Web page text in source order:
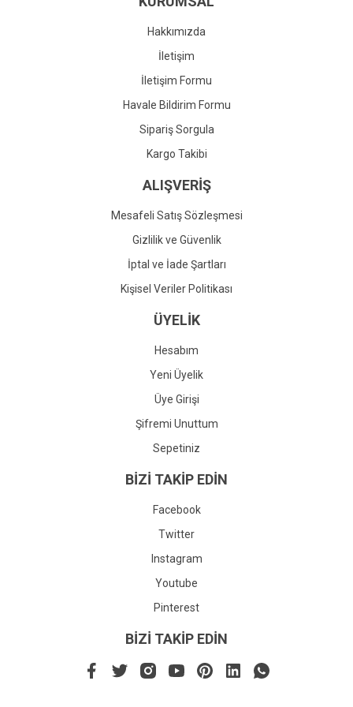
Gönder
Hakkımızda
İletişim
İletişim Formu
Havale Bildirim Formu
Sipariş Sorgula
Kargo Takibi
ALIŞVERİŞ
Mesafeli Satış Sözleşmesi
Gizlilik ve Güvenlik
İptal ve İade Şartları
Kişisel Veriler Politikası
ÜYELİK
Hesabım
Yeni Üyelik
Üye Girişi
Şifremi Unuttum
Sepetiniz
BİZİ TAKİP EDİN
Facebook
Twitter
Instagram
Youtube
Pinterest
BİZİ TAKİP EDİN